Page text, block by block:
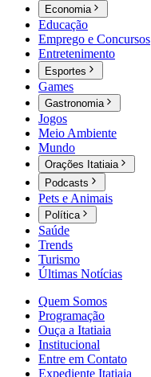
Economia
Educação
Emprego e Concursos
Entretenimento
Esportes
Games
Gastronomia
Jogos
Meio Ambiente
Mundo
Orações Itatiaia
Podcasts
Pets e Animais
Política
Saúde
Trends
Turismo
Últimas Notícias
Quem Somos
Programação
Ouça a Itatiaia
Institucional
Entre em Contato
Expediente Itatiaia